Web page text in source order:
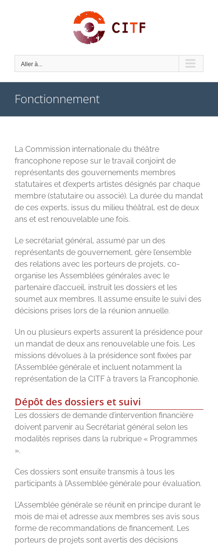
Aller à...
Fonctionnement
La Commission internationale du théâtre
francophone repose sur le travail conjoint de
représentants des gouvernements membres
statutaires et d’experts artistes désignés par chaque
membre (statutaire ou associé). La durée du mandat
de ces experts, issus du milieu théâtral, est de deux
ans et est renouvelable une fois.
Le secrétariat général, assumé par un des
représentants de gouvernement, gère l’ensemble
des relations avec les porteurs de projets, co-
organise les Assemblées générales avec le
partenaire d’accueil, instruit les dossiers et les
soumet aux membres. Il assume ensuite le suivi des
décisions prises lors de la réunion annuelle.
Un ou plusieurs experts assurent la présidence pour
un mandat de deux ans renouvelable une fois. Les
missions dévolues à la présidence sont fixées par
l’Assemblée générale et incluent notamment la
représentation de la CITF à travers la Francophonie.
Dépôt des dossiers et suivi
Les dossiers de demande d’intervention financière
doivent parvenir au Secrétariat général selon les
modalités reprises dans la rubrique « Programmes
».
Ces dossiers sont ensuite transmis à tous les
participants à l’Assemblée générale pour évaluation.
L’Assemblée générale se réunit en principe durant le
mois de mai et adresse aux membres ses avis sous
forme de recommandations de financement. Les
porteurs de projets sont avertis des décisions